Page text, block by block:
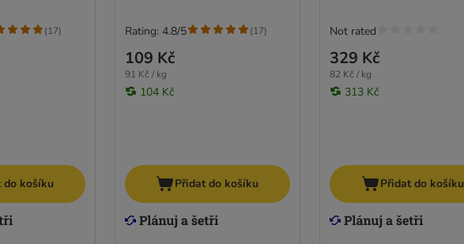
(17)
do košíku
109 Kč
91 Kč / kg
104 Kč
Rating: 4.8/5 (17)
Přidat do košíku
329 Kč
82 Kč / kg
313 Kč
Not rated
Přidat do košíku